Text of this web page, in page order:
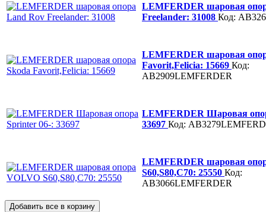
LEMFERDER шаровая
Freelander: 31008 Код:
LEMFERDER шаровая
Favorit,Felicia: 15669 Код:
AB2909LEMFERDER
LEMFERDER Шаровая
33697 Код:
LEMFERDER шаровая
S60,S80,C70: 25550 Код:
AB3066LEMFERDER